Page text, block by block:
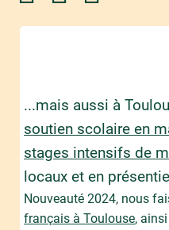
...mais aussi à
soutien scolaire en
stages intensifs de
locaux et en
Nouveauté 2024, nous
français à Toulouse,